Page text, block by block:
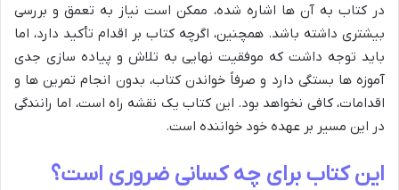
در کتاب به آن ها اشاره شده، ممکن است نیاز به تعمق و بررسی
بیشتری داشته باشد. همچنین، اگرچه کتاب بر اقدام تأکید دارد، اما
باید توجه داشت که موفقیت نهایی به تلاش و پیاده سازی جدی
آموزه ها بستگی دارد و صرفاً خواندن کتاب، بدون انجام تمرین ها و
اقدامات، کافی نخواهد بود. این کتاب یک نقشه راه است، اما رانندگی
در این مسیر بر عهده خود خواننده است.
این کتاب برای چه کسانی ضروری است؟